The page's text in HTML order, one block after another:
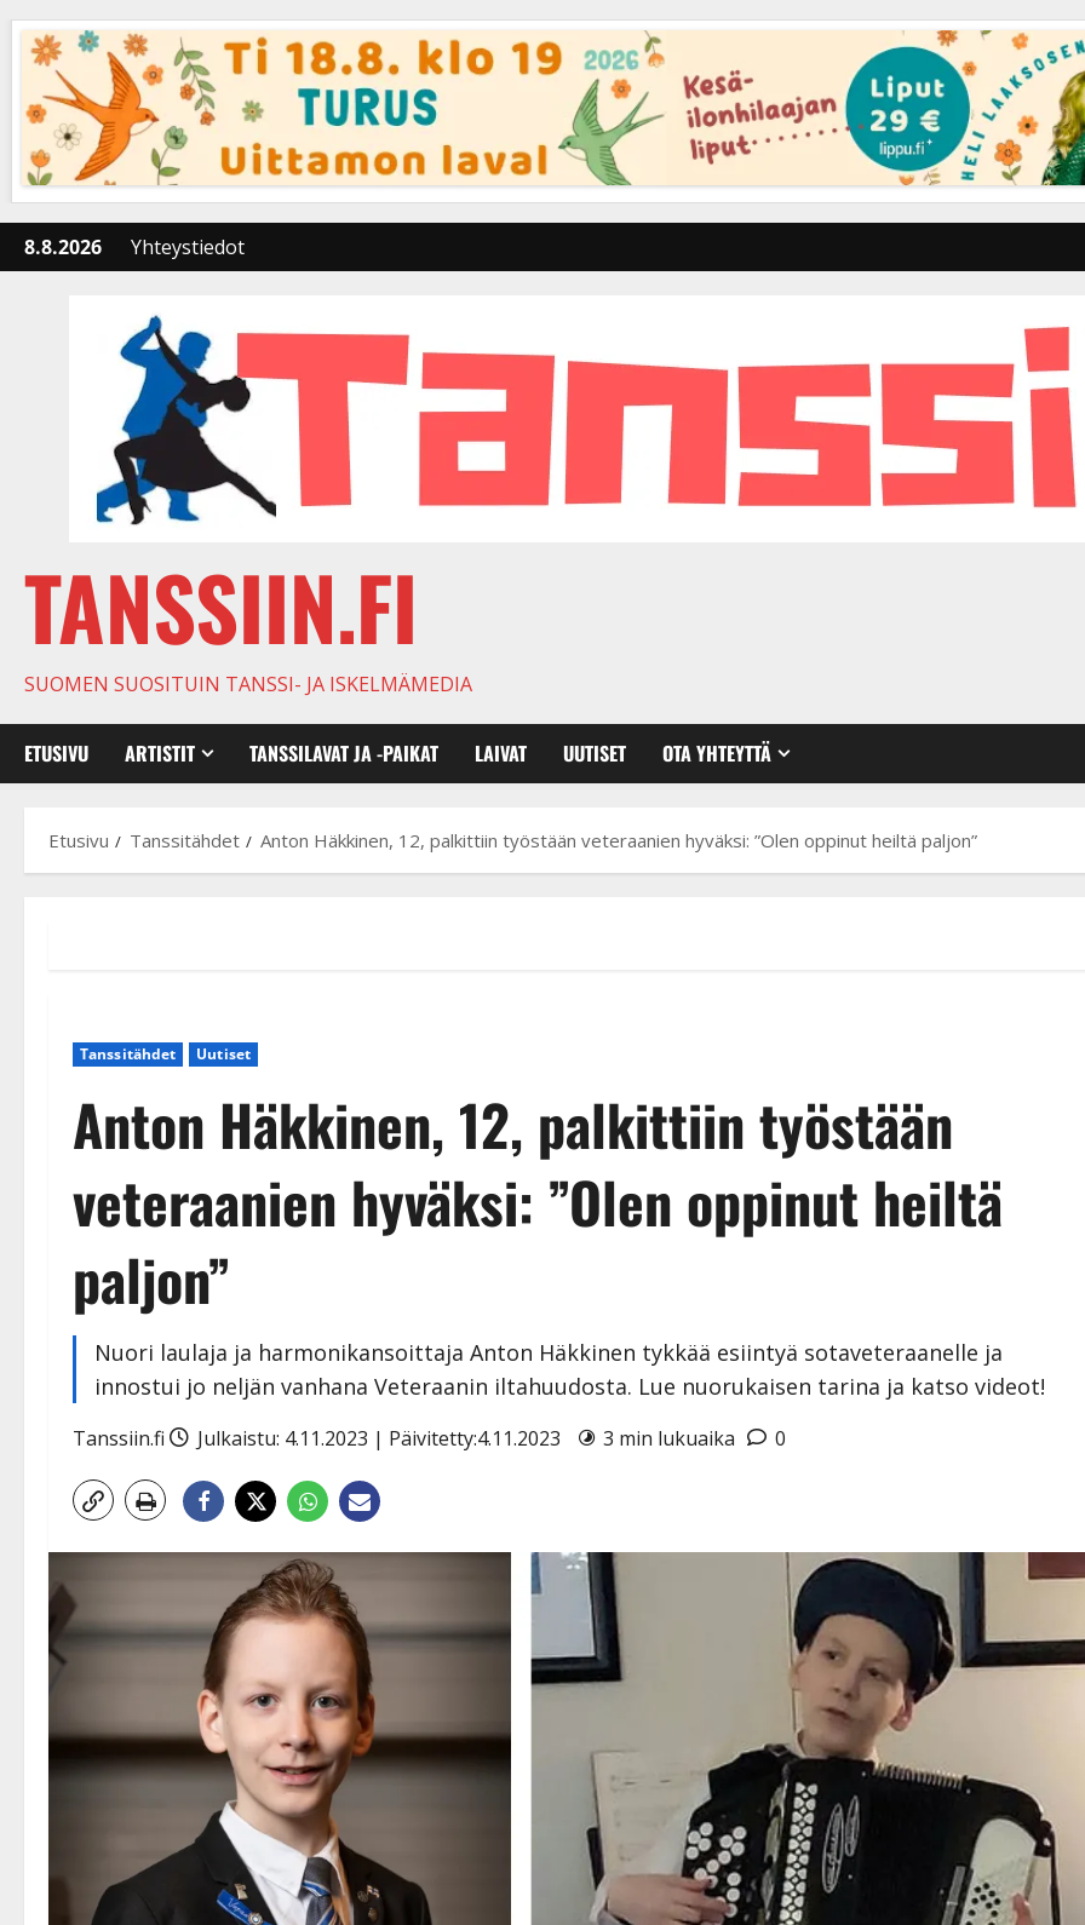
content
8.8.2026 Yhteystiedot
TANSSIIN.FI
SUOMEN SUOSITUIN TANSSI- JA ISKELMÄMEDIA
ETUSIVU ARTISTIT TANSSILAVAT JA -PAIKAT LAIVAT UUTISET OTA YHTEYTTÄ
Etusivu Tanssitähdet Anton Häkkinen, 12, palkittiin työstään veteraanien hyväksi: ”Olen oppinut heiltä paljon”
Tanssitähdet Uutiset
Anton Häkkinen, 12, palkittiin työstään
veteraanien hyväksi: ”Olen oppinut heiltä
paljon”
Nuori laulaja ja harmonikansoittaja Anton Häkkinen tykkää esiintyä sotaveteraanelle ja
innostui jo neljän vanhana Veteraanin iltahuudosta. Lue nuorukaisen tarina ja katso videot!
Tanssiin.fi Julkaistu: 4.11.2023 | Päivitetty:4.11.2023 3 min lukuaika 0